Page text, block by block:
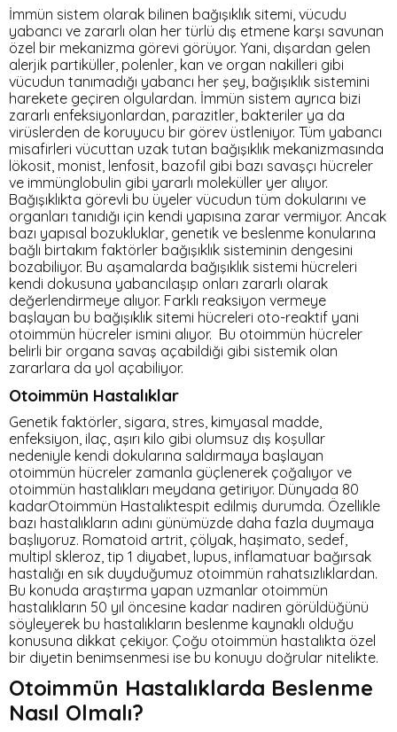
İmmün sistem olarak bilinen bağışıklık sitemi, vücudu
yabancı ve zararlı olan her türlü dış etmene karşı savunan
özel bir mekanizma görevi görüyor. Yani, dışardan gelen
alerjik partiküller, polenler, kan ve organ nakilleri gibi
vücudun tanımadığı yabancı her şey, bağışıklık sistemini
harekete geçiren olgulardan. İmmün sistem ayrıca bizi
zararlı enfeksiyonlardan, parazitler, bakteriler ya da
virüslerden de koruyucu bir görev üstleniyor. Tüm yabancı
misafirleri vücuttan uzak tutan bağışıklık mekanizmasında
lökosit, monist, lenfosit, bazofil gibi bazı savaşçı hücreler
ve immünglobulin gibi yararlı moleküller yer alıyor.
Bağışıklıkta görevli bu üyeler vücudun tüm dokularını ve
organları tanıdığı için kendi yapısına zarar vermiyor. Ancak
bazı yapısal bozukluklar, genetik ve beslenme konularına
bağlı birtakım faktörler bağışıklık sisteminin dengesini
bozabiliyor. Bu aşamalarda bağışıklık sistemi hücreleri
kendi dokusuna yabancılaşıp onları zararlı olarak
değerlendirmeye alıyor. Farklı reaksiyon vermeye
başlayan bu bağışıklık sitemi hücreleri oto-reaktif yani
otoimmün hücreler ismini alıyor. Bu otoimmün hücreler
belirli bir organa savaş açabildiği gibi sistemik olan
zararlara da yol açabiliyor.
Otoimmün Hastalıklar
Genetik faktörler, sigara, stres, kimyasal madde,
enfeksiyon, ilaç, aşırı kilo gibi olumsuz dış koşullar
nedeniyle kendi dokularına saldırmaya başlayan
otoimmün hücreler zamanla güçlenerek çoğalıyor ve
otoimmün hastalıkları meydana getiriyor. Dünyada 80
kadarOtoimmün Hastalıktespit edilmiş durumda. Özellikle
bazı hastalıkların adını günümüzde daha fazla duymaya
başlıyoruz. Romatoid artrit, çölyak, haşimato, sedef,
multipl skleroz, tip 1 diyabet, lupus, inflamatuar bağırsak
hastalığı en sık duyduğumuz otoimmün rahatsızlıklardan.
Bu konuda araştırma yapan uzmanlar otoimmün
hastalıkların 50 yıl öncesine kadar nadiren görüldüğünü
söyleyerek bu hastalıkların beslenme kaynaklı olduğu
konusuna dikkat çekiyor. Çoğu otoimmün hastalıkta özel
bir diyetin benimsenmesi ise bu konuyu doğrular nitelikte.
Otoimmün Hastalıklarda Beslenme
Nasıl Olmalı?